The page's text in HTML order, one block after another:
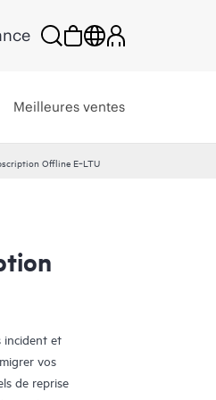
Meilleures ventes
Offline E‑LTU
incident et
vos
de reprise